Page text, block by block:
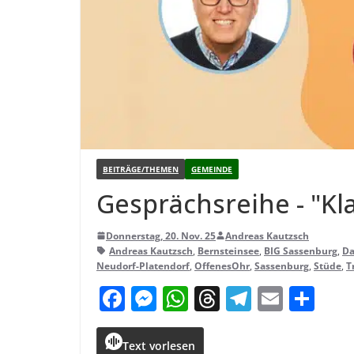
BEITRÄGE/THEMEN GEMEINDE
Gesprächs­reihe -
Donnerstag, 20. Nov. 25
Andreas Kautzsch
Andreas Kautzsch, Bernsteinsee, BIG Sassenburg,
Neudorf-Platendorf, OffenesOhr, Sassenburg, Stüde,
F
a
M
e
W
h
T T E
Text vorlesen